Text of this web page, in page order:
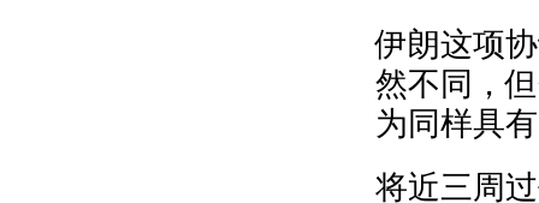
伊朗这项
然不同，
为同样具
将近三周